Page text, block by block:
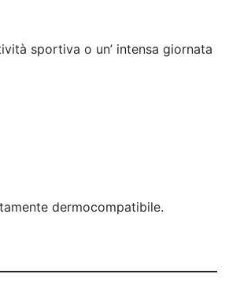
sportiva o un’ intensa giornata
dermocompatibile.